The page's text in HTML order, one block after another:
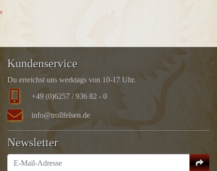
Kundenservice
Du erreichst uns werktags von 10-17 Uhr.
+49 (0)6257 / 936 82 - 0
info@trollfelsen.de
Newsletter